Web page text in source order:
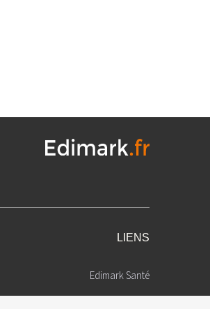
LIENS
Edimark Santé